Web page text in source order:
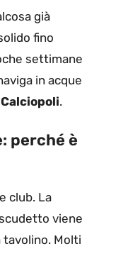
già
fino
settimane
in acque
Calciopoli.
perché è
club. La
viene
tavolino. Molti